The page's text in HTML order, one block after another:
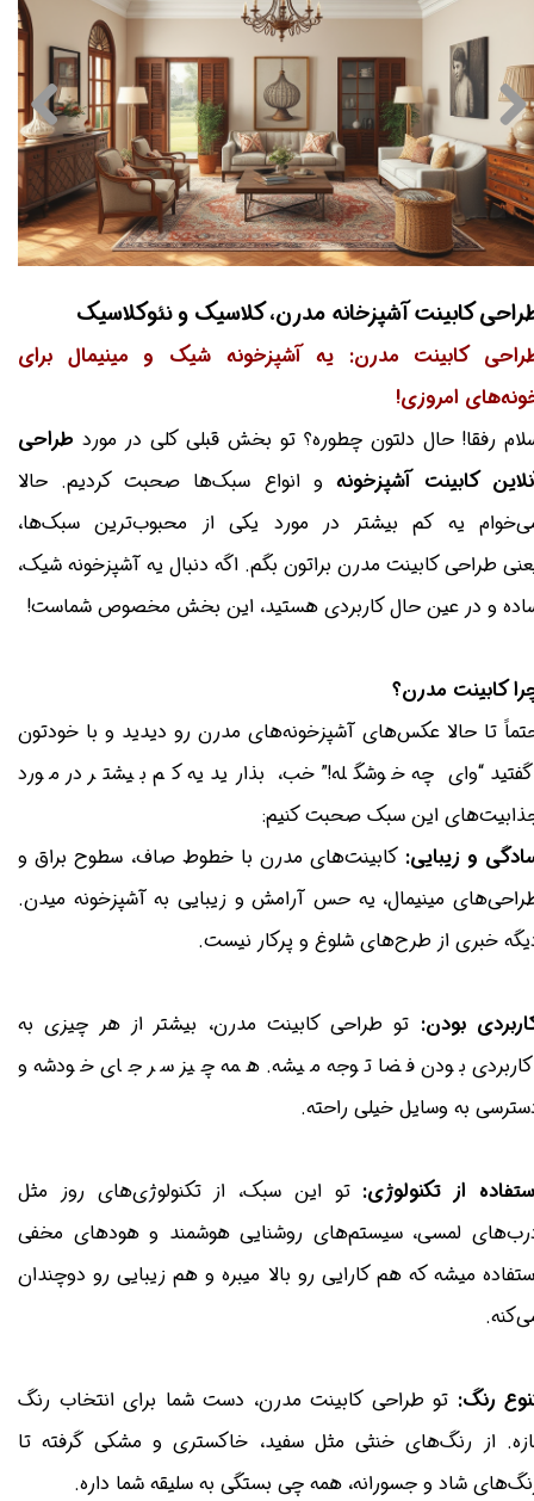
کابینت آشپزخانه مدرن، کلاسیک و نئوکلاسیک
کابینت مدرن: یه آشپزخونه شیک و مینیمال برای
امروزی!
رفقا! حال دلتون چطوره؟ تو بخش قبلی کلی در مورد طراحی
کابینت آشپزخونه و انواع سبک‌ها صحبت کردیم. حالا
یه کم بیشتر در مورد یکی از محبوب‌ترین سبک‌ها،
طراحی کابینت مدرن براتون بگم. اگه دنبال یه آشپزخونه شیک،
و در عین حال کاربردی هستید، این بخش مخصوص شماست!
کابینت مدرن؟
تا حالا عکس‌های آشپزخونه‌های مدرن رو دیدید و با خودتون
“وای چه خوشگله!” خب، بذارید یه کم بیشتر در مورد
این سبک صحبت کنیم:
و زیبایی: کابینت‌های مدرن با خطوط صاف، سطوح براق و
مینیمال، یه حس آرامش و زیبایی به آشپزخونه میدن.
خبری از طرح‌های شلوغ و پرکار نیست.
بودن: تو طراحی کابینت مدرن، بیشتر از هر چیزی به
بودن فضا توجه میشه. همه چیز سر جای خودشه و
به وسایل خیلی راحته.
از تکنولوژی: تو این سبک، از تکنولوژی‌های روز مثل
لمسی، سیستم‌های روشنایی هوشمند و هودهای مخفی
میشه که هم کارایی رو بالا میبره و هم زیبایی رو دوچندان
رنگ: تو طراحی کابینت مدرن، دست شما برای انتخاب رنگ
از رنگ‌های خنثی مثل سفید، خاکستری و مشکی گرفته تا
شاد و جسورانه، همه چی بستگی به سلیقه شما داره.
طراحی سه بعدی کرج
طراحی سه بعدی کرج